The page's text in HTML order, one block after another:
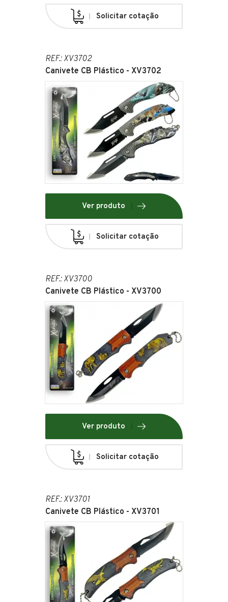
Solicitar cotação
REF.: XV3702
Canivete CB Plástico - XV3702
Ver produto
Solicitar cotação
REF.: XV3700
Canivete CB Plástico - XV3700
Ver produto
Solicitar cotação
REF.: XV3701
Canivete CB Plástico - XV3701